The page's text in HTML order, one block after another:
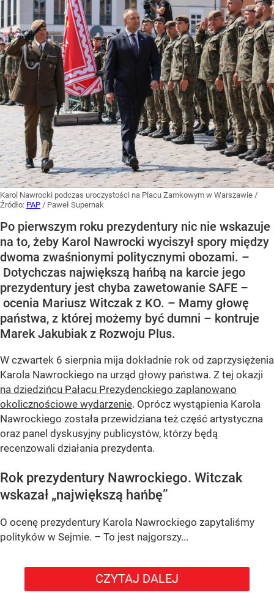
Karol Nawrocki podczas uroczystości na Placu Zamkowym w Warszawie /
Źródło: PAP / Paweł Supernak
Po pierwszym roku prezydentury nic nie wskazuje
na to, żeby Karol Nawrocki wyciszył spory między
dwoma zwaśnionymi politycznymi obozami. –
Dotychczas największą hańbą na karcie jego
prezydentury jest chyba zawetowanie SAFE –
ocenia Mariusz Witczak z KO. – Mamy głowę
państwa, z której możemy być dumni – kontruje
Marek Jakubiak z Rozwoju Plus.
W czwartek 6 sierpnia mija dokładnie rok od zaprzysiężenia
Karola Nawrockiego na urząd głowy państwa. Z tej okazji
na dziedzińcu Pałacu Prezydenckiego zaplanowano
okolicznościowe wydarzenie. Oprócz wystąpienia Karola
Nawrockiego została przewidziana też część artystyczna
oraz panel dyskusyjny publicystów, którzy będą
recenzowali działania prezydenta.
Rok prezydentury Nawrockiego. Witczak
wskazał „największą hańbę”
O ocenę prezydentury Karola Nawrockiego zapytaliśmy
polityków w Sejmie. – To jest najgorszy...
CZYTAJ DALEJ